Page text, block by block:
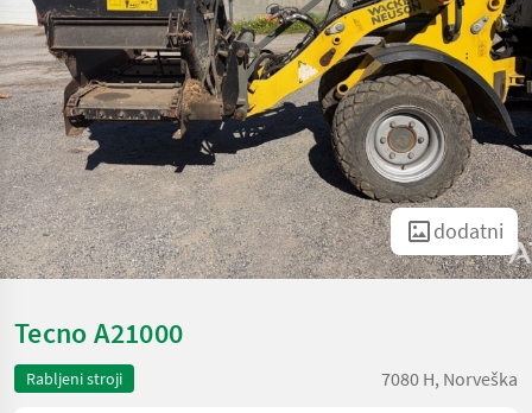
dodatni
Tecno A21000
Rabljeni stroji 7080 H, Norveška